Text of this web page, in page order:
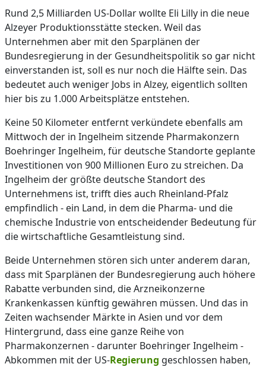
Rund 2,5 Milliarden US-Dollar wollte Eli Lilly in die neue
Alzeyer Produktionsstätte stecken. Weil das
Unternehmen aber mit den Sparplänen der
Bundesregierung in der Gesundheitspolitik so gar nicht
einverstanden ist, soll es nur noch die Hälfte sein. Das
bedeutet auch weniger Jobs in Alzey, eigentlich sollten
hier bis zu 1.000 Arbeitsplätze entstehen.
Keine 50 Kilometer entfernt verkündete ebenfalls am
Mittwoch der in Ingelheim sitzende Pharmakonzern
Boehringer Ingelheim, für deutsche Standorte geplante
Investitionen von 900 Millionen Euro zu streichen. Da
Ingelheim der größte deutsche Standort des
Unternehmens ist, trifft dies auch Rheinland-Pfalz
empfindlich - ein Land, in dem die Pharma- und die
chemische Industrie von entscheidender Bedeutung für
die wirtschaftliche Gesamtleistung sind.
Beide Unternehmen stören sich unter anderem daran,
dass mit Sparplänen der Bundesregierung auch höhere
Rabatte verbunden sind, die Arzneikonzerne
Krankenkassen künftig gewähren müssen. Und das in
Zeiten wachsender Märkte in Asien und vor dem
Hintergrund, dass eine ganze Reihe von
Pharmakonzernen - darunter Boehringer Ingelheim -
Abkommen mit der US-Regierung geschlossen haben,